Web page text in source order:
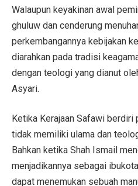
Walaupun keyakinan awal
ghuluw dan cenderung
perkembangannya kebijakan
diarahkan pada tradisi
dengan teologi yang dianut
Asyari.
Ketika Kerajaan Safawi berdiri
tidak memiliki ulama dan
Bahkan ketika Shah Ismail
menjadikannya sebagai
dapat menemukan sebuah